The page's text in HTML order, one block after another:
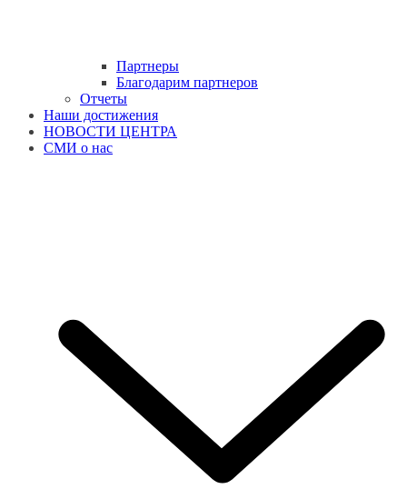
Партнеры
Благодарим партнеров
Отчеты
Наши достижения
НОВОСТИ ЦЕНТРА
СМИ о нас